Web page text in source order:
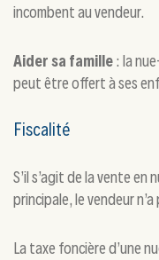
incombent au vendeur.
Aider sa famille : la
peut être offert à ses
Fiscalité
S’il s’agit de la vente
principale, le vendeur
La taxe foncière d’une